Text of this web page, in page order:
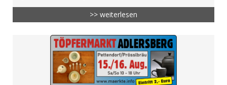
>> weiterlesen